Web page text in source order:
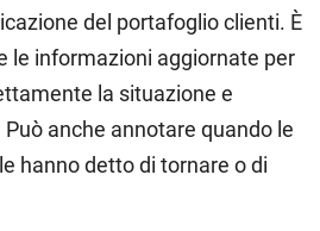
del portafoglio clienti. È
le informazioni aggiornate per
la situazione e
anche annotare quando le
hanno detto di tornare o di